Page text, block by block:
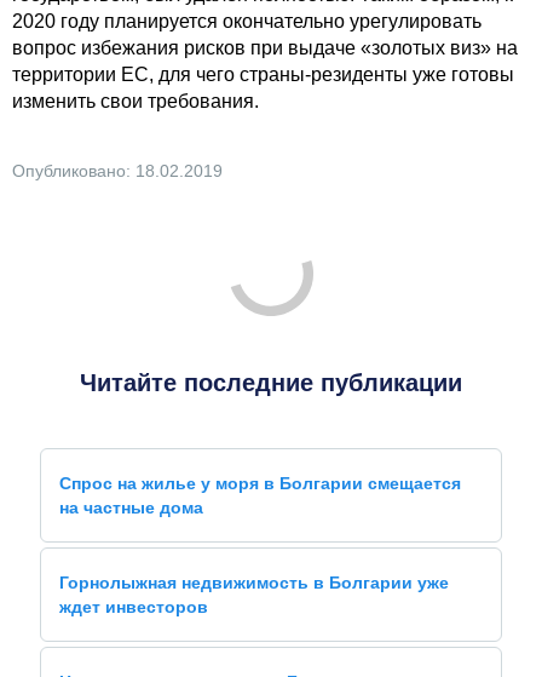
2020 году планируется окончательно урегулировать
вопрос избежания рисков при выдаче «золотых виз» на
территории ЕС, для чего страны-резиденты уже готовы
изменить свои требования.
Опубликовано: 18.02.2019
Читайте последние публикации
Спрос на жилье у моря в Болгарии смещается
на частные дома
Горнолыжная недвижимость в Болгарии уже
ждет инвесторов